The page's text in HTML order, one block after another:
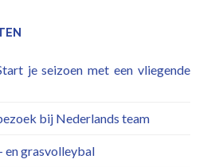
je seizoen met een vliegende
bij Nederlands team
en grasvolleybal